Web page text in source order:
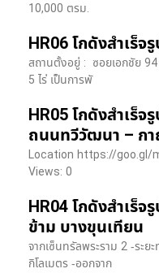
10,000 ตรม.
HR06 โกดังสำเร็จ
สถานตั้งอยู่ : ซอยเอกชัย
5 ไร่ เป็นการพั
HR05 โกดังสำเร็
ถนนทวีวัฒนา – ก
Location https://goo.gl/
Views: 0
HR04 โกดังสำเร็จ
ข้าม บางขุนเทียน
จากเซ็นทรัลพระราม 2 -ระย
กิโลเมตร -ออกจาก